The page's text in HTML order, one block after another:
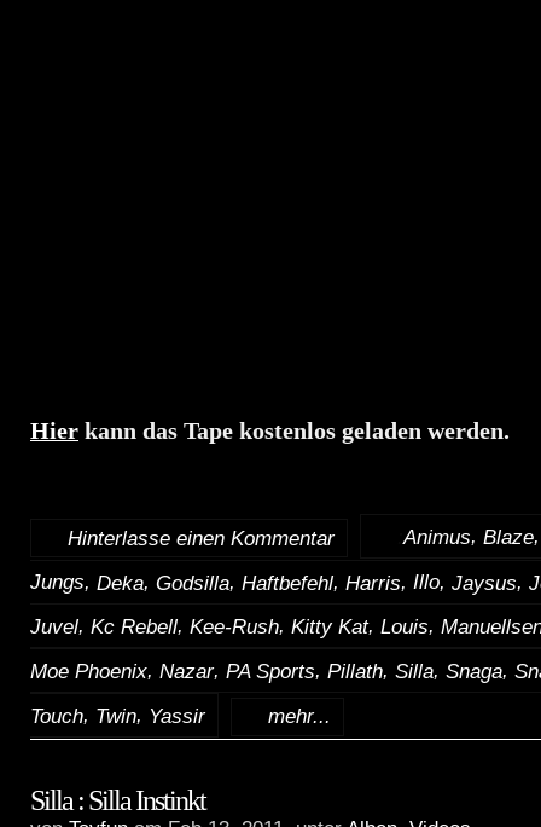
Hier kann das Tape kostenlos geladen werden.
Hinterlasse einen Kommentar Animus, Blaze
Jungs, Deka, Godsilla, Haftbefehl, Harris, Illo, Jaysus,
Juvel, Kc Rebell, Kee-Rush, Kitty Kat, Louis,
Moe Phoenix, Nazar, PA Sports, Pillath, Silla, Snaga,
Touch, Twin, Yassir mehr...
Silla : Silla Instinkt